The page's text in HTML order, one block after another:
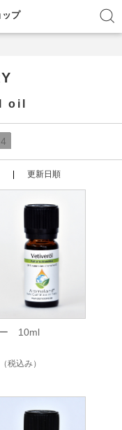
ップ
oil
4
更新日順
10ml
（税込み）